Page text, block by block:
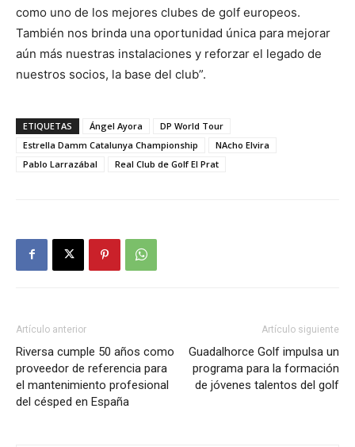
como uno de los mejores clubes de golf europeos.
También nos brinda una oportunidad única para mejorar
aún más nuestras instalaciones y reforzar el legado de
nuestros socios, la base del club”.
ETIQUETAS Ángel Ayora
DP World Tour
Estrella Damm Catalunya Championship
NAcho Elvira
Pablo Larrazábal
Real Club de Golf El Prat
Artículo anterior
Riversa cumple 50 años como
proveedor de referencia para
el mantenimiento profesional
del césped en España
Artículo siguiente
Guadalhorce Golf impulsa un
programa para la formación
de jóvenes talentos del golf